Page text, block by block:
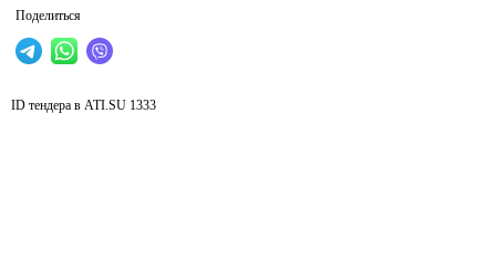
Поделиться
ID тендера в ATI.SU 1333